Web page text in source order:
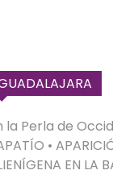
la Perla de
•
EN LA